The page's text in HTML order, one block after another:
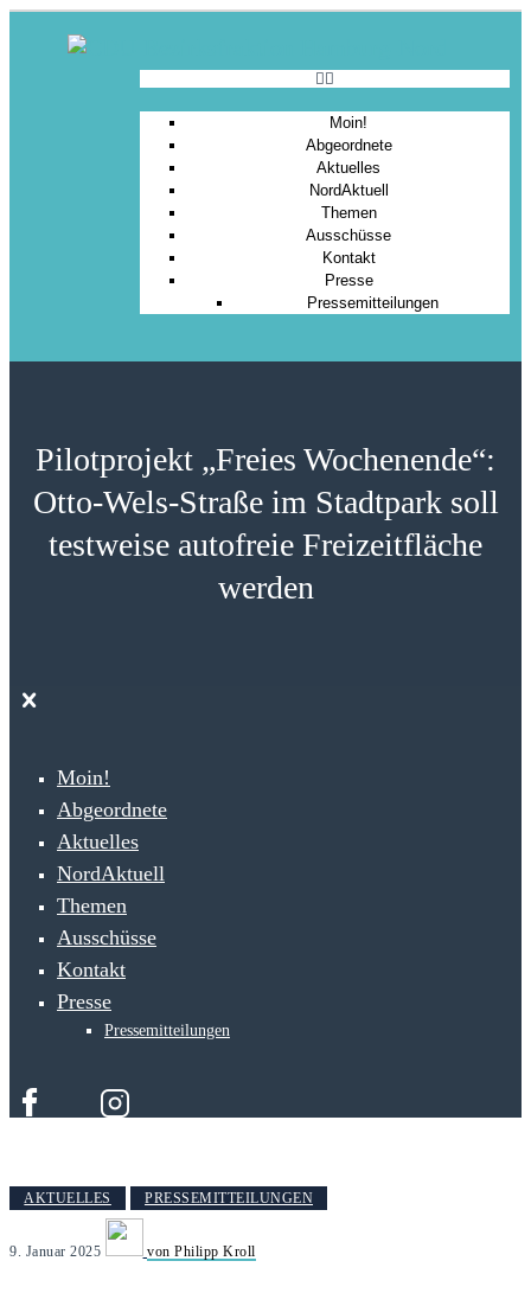
Moin!
Abgeordnete
Aktuelles
NordAktuell
Themen
Ausschüsse
Kontakt
Presse
Pressemitteilungen
Pilotprojekt „Freies Wochenende“:
Otto-Wels-Straße im Stadtpark soll
testweise autofreie Freizeitfläche
werden
Moin!
Abgeordnete
Aktuelles
NordAktuell
Themen
Ausschüsse
Kontakt
Presse
Pressemitteilungen
AKTUELLES PRESSEMITTEILUNGEN
9. Januar 2025 von Philipp Kroll